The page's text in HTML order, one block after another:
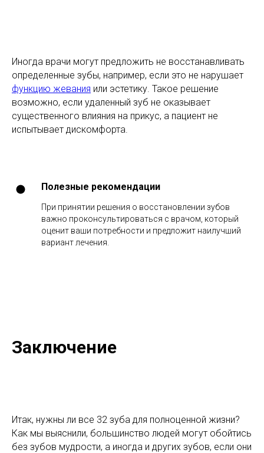
Иногда врачи могут предложить не восстанавливать
определенные зубы, например, если это не нарушает
функцию жевания или эстетику. Такое решение
возможно, если удаленный зуб не оказывает
существенного влияния на прикус, а пациент не
испытывает дискомфорта.
Полезные рекомендации
При принятии решения о восстановлении зубов
важно проконсультироваться с врачом, который
оценит ваши потребности и предложит наилучший
вариант лечения.
Заключение
Итак, нужны ли все 32 зуба для полноценной жизни?
Как мы выяснили, большинство людей могут обойтись
без зубов мудрости, а иногда и других зубов, если они